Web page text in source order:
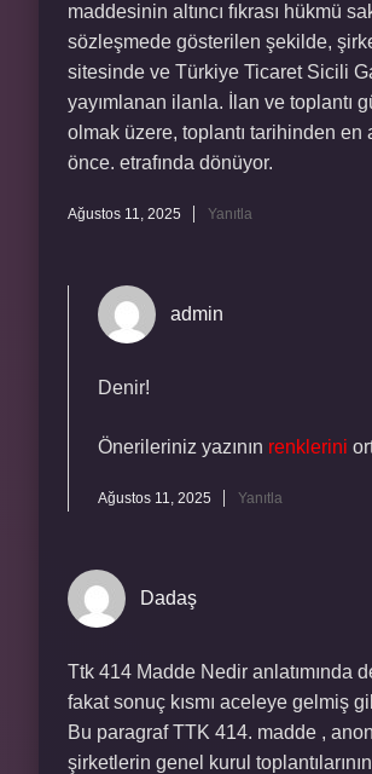
maddesinin altıncı fıkrası hükmü
sözleşmede gösterilen şekilde,
sitesinde ve Türkiye Ticaret Sicili
yayımlanan ilanla. İlan ve toplantı
olmak üzere, toplantı tarihinden en
önce. etrafında dönüyor.
Ağustos 11, 2025 Yanıtla
admin
Denir!
Önerileriniz yazının renklerini
Ağustos 11, 2025 Yanıtla
Dadaş
Ttk 414 Madde Nedir anlatımında
fakat sonuç kısmı aceleye gelmiş
Bu paragraf TTK 414. madde ,
şirketlerin genel kurul toplantılarının